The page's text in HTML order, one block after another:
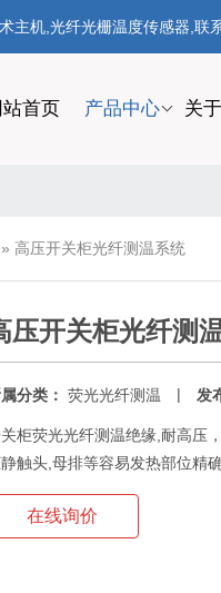
主机,光纤光栅温度传感器,联
站首页 产品中心 关
» 高压开关柜光纤测温系统
压开关柜光纤测
分类： 荧光光纤测温 | 发
柜荧光光纤测温绝缘,耐高压
触头,母排等容易发热部位精
在线询价